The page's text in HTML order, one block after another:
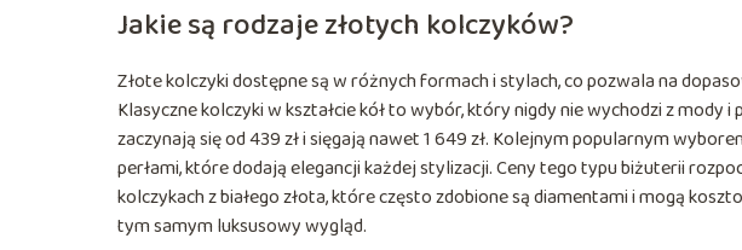
Jakie są rodzaje złotych kolczyków?
Złote kolczyki dostępne są w różnych formach i stylach, co pozwala na
Klasyczne kolczyki w kształcie kół to wybór, który nigdy nie wychodzi z mody
zaczynają się od 439 zł i sięgają nawet 1 649 zł. Kolejnym popularnym
perłami, które dodają elegancji każdej stylizacji. Ceny tego typu biżuterii
kolczykach z białego złota, które często zdobione są diamentami i mogą
tym samym luksusowy wygląd.